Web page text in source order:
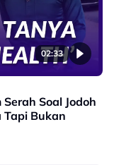
02:33
Soal Jodoh
Tapi Bukan